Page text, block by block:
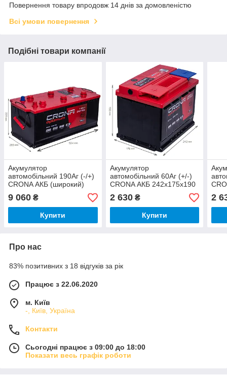
Повернення товару впродовж 14 днів за домовленістю
Всі умови повернення
Подібні товари компанії
Акумулятор
автомобільний 190Аг (-/+)
CRONA АКБ (широкий)
524x239x223
9 060 ₴
Купити
Акумулятор
автомобільний 60Аг (+/-)
CRONA АКБ 242x175x190
2 630₴
Купити
2
Про нас
83% позитивних з 18 відгуків за рік
Працює з 22.06.2020
м. Київ
-, Київ, Україна
Контакти
Сьогодні працює з 09:00 до 18:00
Показати весь графік роботи